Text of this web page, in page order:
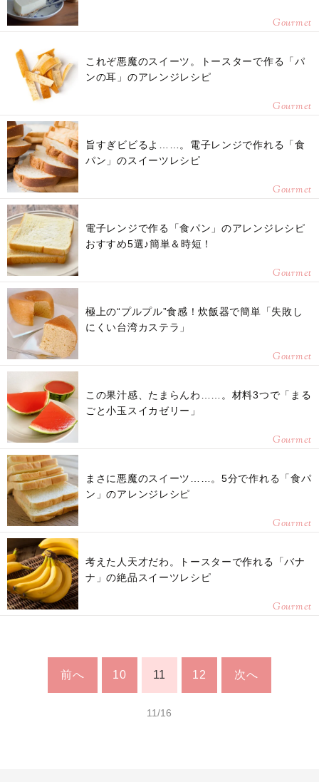
Gourmet
これぞ悪魔のスイーツ。トースターで作る「パ
ンの耳」のアレンジレシピ
Gourmet
旨すぎビビるよ……。電子レンジで作れる「食
パン」のスイーツレシピ
Gourmet
電子レンジで作る「食パン」のアレンジレシピ
おすすめ5選♪簡単＆時短！
Gourmet
極上の“プルプル”食感！炊飯器で簡単「失敗し
にくい台湾カステラ」
Gourmet
この果汁感、たまらんわ……。材料3つで「まる
ごと小玉スイカゼリー」
Gourmet
まさに悪魔のスイーツ……。5分で作れる「食パ
ン」のアレンジレシピ
Gourmet
考えた人天才だわ。トースターで作れる「バナ
ナ」の絶品スイーツレシピ
Gourmet
前へ 10 11 12 次へ
11/16